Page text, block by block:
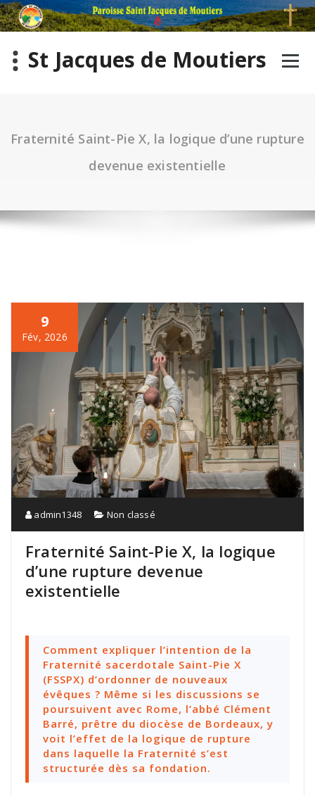
St Jacques de Moutiers
Fraternité Saint-Pie X, la logique d’une rupture
devenue existentielle
9
Fév, 2026
admin1348 Non classé
Fraternité Saint-Pie X, la logique
d’une rupture devenue
existentielle
Comment expliquer l’intention de la
Fraternité sacerdotale Saint-Pie X
(FSSPX) d’ordonner de nouveaux
évêques ? Même si les discussions se
poursuivent avec Rome, l’abbé Clément
Barré, prêtre du diocèse de Bordeaux, y
voit l’effet de la logique de rupture
dans laquelle la Fraternité s’est
structurée dès sa fondation.